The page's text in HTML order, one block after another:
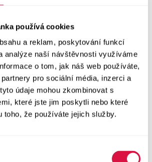
používá cookies
a reklam, poskytování funkcí
analýze naší návštěvnosti využíváme
o tom, jak náš web používáte,
pro sociální média, inzerci a
údaje mohou zkombinovat s
které jste jim poskytli nebo které
toho, že používáte jejich služby.
Mikiny
Svetry
a sukně
v kategorii Šaty a sukně
Letní šaty